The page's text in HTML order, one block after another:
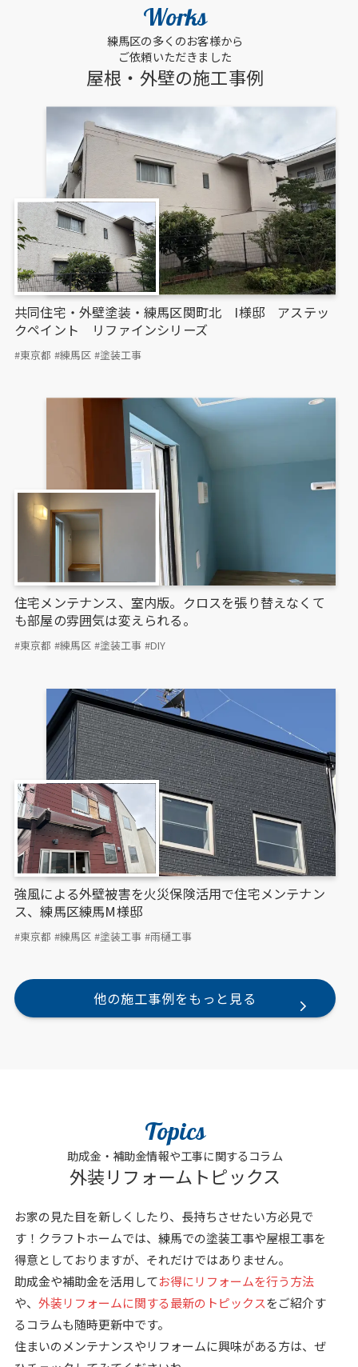
Works
練馬区の多くのお客様から
ご依頼いただきました
屋根・外壁の施工事例
共同住宅・外壁塗装・練馬区関町北 I様邸 アステッ
クペイント リファインシリーズ
#東京都 #練馬区 #塗装工事
住宅メンテナンス、室内版。クロスを張り替えなくて
も部屋の雰囲気は変えられる。
#東京都 #練馬区 #塗装工事 #DIY
強風による外壁被害を火災保険活用で住宅メンテナン
ス、練馬区練馬M様邸
#東京都 #練馬区 #塗装工事 #雨樋工事
他の施工事例をもっと見る
Topics
助成金・補助金情報や工事に関するコラム
外装リフォームトピックス
お家の見た目を新しくしたり、長持ちさせたい方必見で
す！クラフトホームでは、練馬での塗装工事や屋根工事を
得意としておりますが、それだけではありません。
助成金や補助金を活用してお得にリフォームを行う方法
や、 外装リフォームに関する最新のトピックスをご紹介す
るコラムも随時更新中です。
住まいのメンテナンスやリフォームに興味がある方は、ぜ